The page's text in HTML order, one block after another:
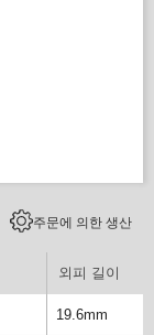
주문에 의한 생산
외피 길이
19.6mm